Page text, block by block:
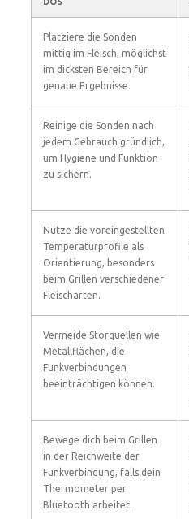
Platziere die Sonden
mittig im Fleisch, möglichst
im dicksten Bereich für
genaue Ergebnisse.
Reinige die Sonden nach
jedem Gebrauch gründlich,
um Hygiene und Funktion
zu sichern.
Nutze die voreingestellten
Temperaturprofile als
Orientierung, besonders
beim Grillen verschiedener
Fleischarten.
Vermeide Störquellen wie
Metallflächen, die
Funkverbindungen
beeinträchtigen können.
Bewege dich beim Grillen
in der Reichweite der
Funkverbindung, falls dein
Thermometer per
Bluetooth arbeitet.